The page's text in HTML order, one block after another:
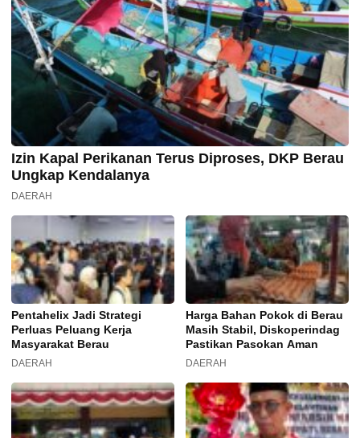
Izin Kapal Perikanan Terus Diproses, DKP Berau
Ungkap Kendalanya
DAERAH
Pentahelix Jadi Strategi
Perluas Peluang Kerja
Masyarakat Berau
DAERAH
Harga Bahan Pokok di Berau
Masih Stabil, Diskoperindag
Pastikan Pasokan Aman
DAERAH